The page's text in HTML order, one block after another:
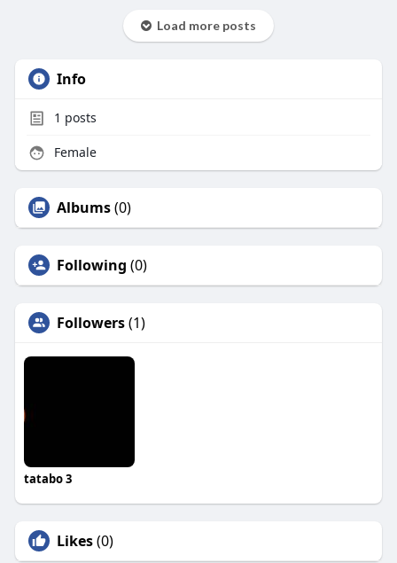
Load more posts
Info
1 posts
Female
Albums(0)
Following (0)
Followers(1)
tatabo 3
Likes(0)